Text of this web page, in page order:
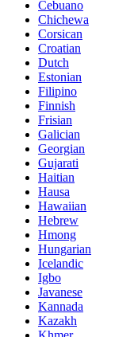
Cebuano
Chichewa
Corsican
Croatian
Dutch
Estonian
Filipino
Finnish
Frisian
Galician
Georgian
Gujarati
Haitian
Hausa
Hawaiian
Hebrew
Hmong
Hungarian
Icelandic
Igbo
Javanese
Kannada
Kazakh